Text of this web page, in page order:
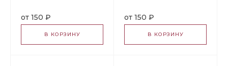
150 ₽
В КОРЗИНУ
150 ₽
В КОРЗИНУ